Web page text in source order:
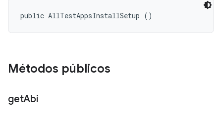
public AllTestAppsInstallSetup ()
Métodos públicos
getAbi